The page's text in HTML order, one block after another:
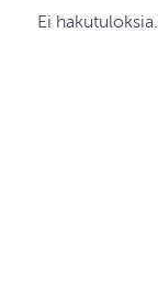
Ei hakutuloksia.